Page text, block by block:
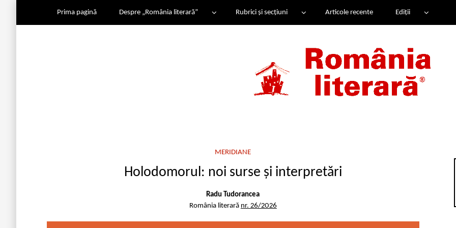
Prima pagină Despre „România literară” Rubrici și secțiuni Articole recente Ediții
MERIDIANE
Holodomorul: noi surse și interpretări
Radu Tudorancea
România literară nr. 26/2026